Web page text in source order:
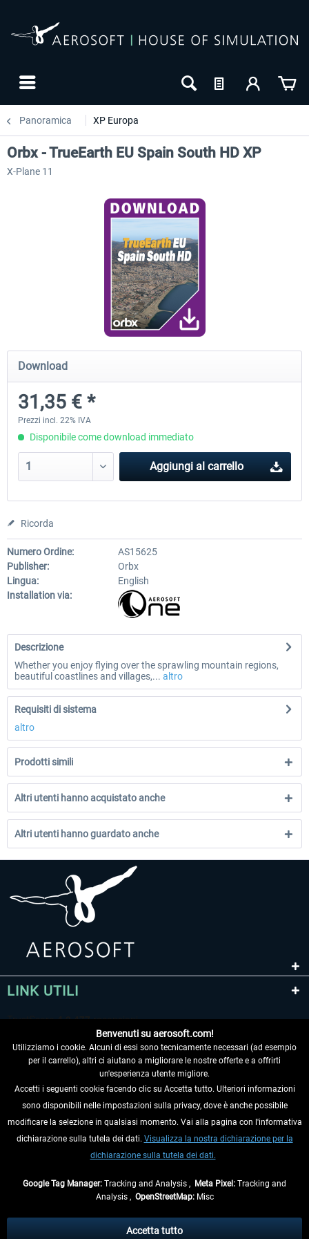
Panoramica XP Europa
Airport Berlin Brandenburg V2 XP
30,71 € *
Orbx - TrueEarth EU Spain South HD XP
X-Plane 11
Download
31,35 € *
Prezzi incl. 22% IVA
Disponibile come download immediato
Aggiungi al carrello
Ricorda
Numero Ordine:
AS15625
Publisher:
Orbx
Lingua:
English
Installation via:
Descrizione
Whether you enjoy flying over the sprawling mountain regions,
beautiful coastlines and villages,... altro
Requisiti di sistema
altro
Prodotti simili
Altri utenti hanno acquistato anche
Altri utenti hanno guardato anche
LINK UTILI
RECEDERE DAL CONTRATTO
INFORMAZIONI
eventualmente le spese di spedizione, se non diversamente descritto.
Benvenuti su aerosoft.com!
Utilizziamo i cookie. Alcuni di essi sono tecnicamente necessari (ad esempio
per il carrello), altri ci aiutano a migliorare le nostre offerte e a offrirti
un'esperienza utente migliore.
Accetti i seguenti cookie facendo clic su Accetta tutto. Ulteriori informazioni
sono disponibili nelle impostazioni sulla privacy, dove è anche possibile
modificare la selezione in qualsiasi momento. Vai alla pagina con l'informativa
dichiarazione sulla tutela dei dati. Visualizza la nostra dichiarazione per la
dichiarazione sulla tutela dei dati.
Google Tag Manager: Tracking and Analysis , Meta Pixel: Tracking and
Analysis , OpenStreetMap:Misc
Accetta tutto